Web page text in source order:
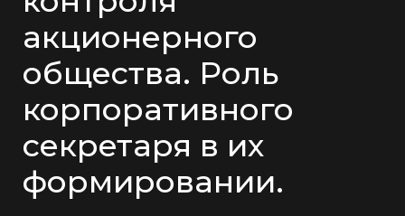
акционерного
общества. Роль
корпоративного
секретаря в их
формировании.